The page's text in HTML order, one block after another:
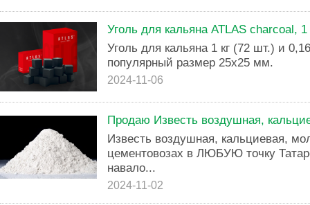
Уголь для кальяна ATLAS charcoal, 1
Уголь для кальяна 1 кг (72 шт.) и
популярный размер 25х25 мм.
2024-11-06
Продаю Известь воздушная,
Известь воздушная, кальциевая,
цементовозах в ЛЮБУЮ точку
навало...
2024-11-02